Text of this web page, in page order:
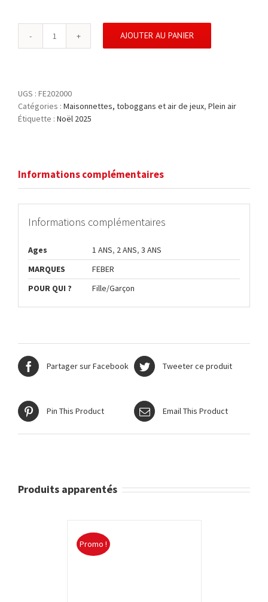
quantité
SLIDE
-
FEBER
AJOUTER AU PANIER
UGS : FE202000
Catégories : Maisonnettes, toboggans et air de jeux, Plein air
Étiquette : Noël 2025
Informations complémentaires
Informations complémentaires
Ages 1 ANS, 2 ANS, 3 ANS
MARQUES
FEBER
POUR QUI ?
Fille/Garçon
Partager sur Facebook Tweeter ce produit
Pin This Product Email This Product
Produits apparentés
Promo !